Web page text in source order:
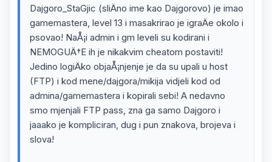
Dajgoro_StaGjic (sliÄno ime kao Dajgorovo) je imao
gamemastera, level 13 i masakrirao je igraÄe okolo i
psovao! NaÅ¡i admin i gm leveli su kodirani i
NEMOGUÄ†E ih je nikakvim cheatom postaviti!
Jedino logiÄko objaÅ¡njenje je da su upali u host
(FTP) i kod mene/dajgora/mikija vidjeli kod od
admina/gamemastera i kopirali sebi! A nedavno
smo mjenjali FTP pass, zna ga samo Dajgoro i
jaaako je kompliciran, dug i pun znakova, brojeva i
slova!